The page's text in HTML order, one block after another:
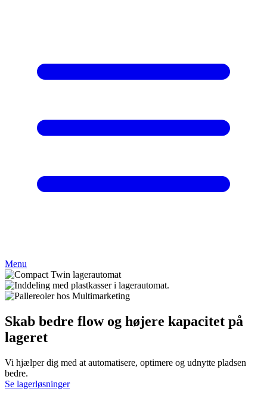
Menu
Skab bedre flow og højere kapacitet på
lageret
Vi hjælper dig med at automatisere, optimere og udnytte pladsen
bedre.
Se lagerløsninger